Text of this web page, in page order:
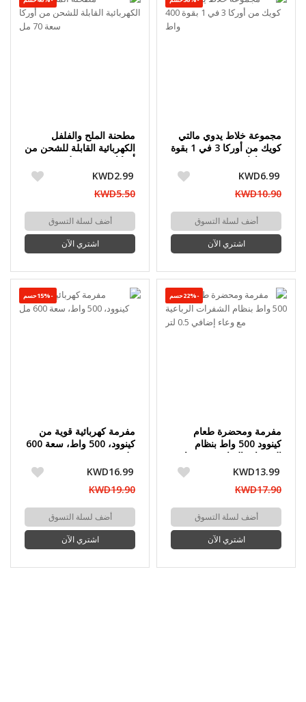
مجموعة خلاط يدوي مالتي
كويك من أوركا 3 في 1 بقوة
KWD6.99
KWD10.90
أضف لسلة التسوق
اشتري الآن
مطحنة الملح والفلفل
الكهربائية القابلة للشحن من
أوركا سعة 70 مل
KWD2.99
KWD5.50
أضف لسلة التسوق
اشتري الآن
-22%حسم
مفرمة ومحضرة طعام
كينوود 500 واط بنظام
الشفرات الرباعية مع وعاء
إضافي 0.5 لتر
KWD13.99
KWD17.90
أضف لسلة التسوق
اشتري الآن
-15%حسم
مفرمة كهربائية قوية من
كينوود، 500 واط، سعة 600
مل
KWD16.99
KWD19.90
أضف لسلة التسوق
اشتري الآن